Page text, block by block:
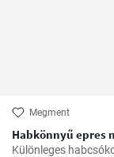
Megment
Habkönnyű epres
Különleges